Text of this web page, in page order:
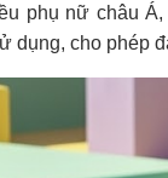
phụ nữ châu
dụng, cho phép